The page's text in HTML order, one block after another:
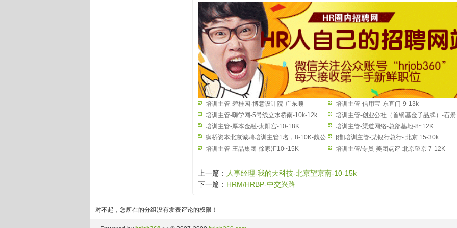
培训主管-碧桂园·博意设计院-广东顺
德-10k~15k
培训主管-信用宝-东直门-9-13k
培训主管-嗨学网-5号线立水桥南-10k-12k
培训主管-创业公社（首钢基金子品牌）-石景
山-8-12K
培训主管-厚本金融-太阳宫-10-18K
培训主管-渠道网络-总部基地-8~12K
狮桥资本北京诚聘培训主管1名，8-10K-魏公
村
[猎]培训主管-某银行总行- 北京 15-30k
培训主管-王品集团-徐家汇10~15K
培训主管/专员-美团点评-北京望京 7-12K
上一篇： 人事经理-我的天科技-北京望京南-10-15k
下一篇： HRM/HRBP-中交兴路
对不起，您所在的分组没有发表评论的权限！